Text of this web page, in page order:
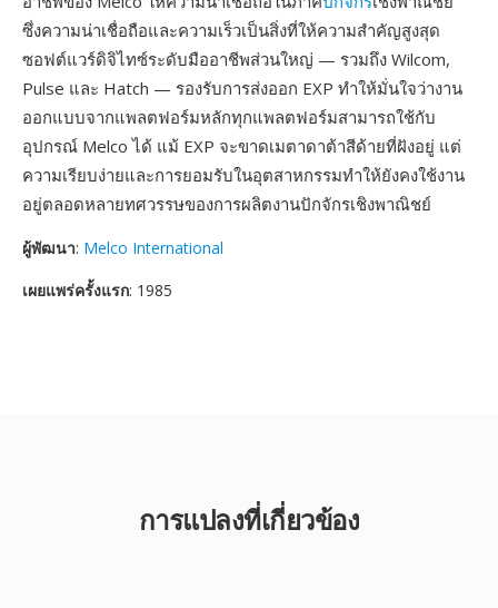
ซึ่งความน่าเชื่อถือและความเร็วเป็นสิ่งที่ให้ความสำคัญสูงสุด
ซอฟต์แวร์ดิจิไทซ์ระดับมืออาชีพส่วนใหญ่ — รวมถึง Wilcom,
Pulse และ Hatch — รองรับการส่งออก EXP ทำให้มั่นใจว่างาน
ออกแบบจากแพลตฟอร์มหลักทุกแพลตฟอร์มสามารถใช้กับ
อุปกรณ์ Melco ได้ แม้ EXP จะขาดเมตาดาต้าสีด้ายที่ฝังอยู่ แต่
ความเรียบง่ายและการยอมรับในอุตสาหกรรมทำให้ยังคงใช้งาน
อยู่ตลอดหลายทศวรรษของการผลิตงานปักจักรเชิงพาณิชย์
ผู้พัฒนา: Melco International
เผยแพร่ครั้งแรก: 1985
การแปลงที่เกี่ยวข้อง